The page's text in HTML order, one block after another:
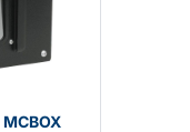
MCBOX